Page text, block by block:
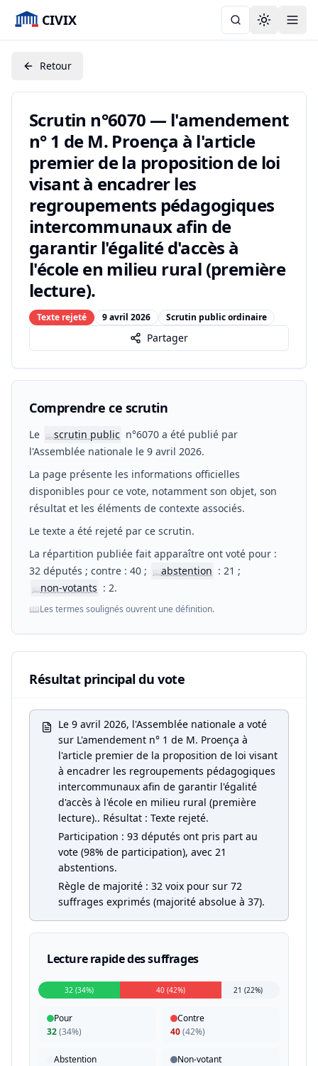
CIVIX Toggle
Retour
Scrutin n°6070 — l'amendement
n° 1 de M. Proença à l'article
premier de la proposition de loi
visant à encadrer les
regroupements pédagogiques
intercommunaux afin de
garantir l'égalité d'accès à
l'école en milieu rural (première
lecture).
Texte rejeté 9 avril 2026 Scrutin public ordinaire
Partager
Comprendre ce scrutin
Le 📖scrutin public n°6070 a été publié par
l'Assemblée nationale le 9 avril 2026.
La page présente les informations officielles
disponibles pour ce vote, notamment son objet, son
résultat et les éléments de contexte associés.
Le texte a été rejeté par ce scrutin.
La répartition publiée fait apparaître ont voté pour :
32 députés ; contre : 40 ;
📖abstention : 21 ;
📖non-votants : 2.
📖Les termes soulignés ouvrent une définition.
Résultat principal du vote
Le 9 avril 2026, l'Assemblée nationale a voté
sur L'amendement n° 1 de M. Proença à
l'article premier de la proposition de loi visant
à encadrer les regroupements pédagogiques
intercommunaux afin de garantir l'égalité
d'accès à l'école en milieu rural (première
lecture).. Résultat : Texte rejeté.
Participation : 93 députés ont pris part au
vote (98% de participation), avec 21
abstentions.
Règle de majorité : 32 voix pour sur 72
suffrages exprimés (majorité absolue à 37).
Lecture rapide des suffrages
32 (34%) 40 (42%) 21 (22%)
Pour
32(34%)
Contre
40(42%)
Abstention
Non-votant